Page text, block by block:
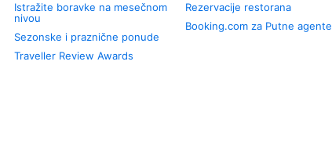
Istražite boravke na mesečnom
nivou
Sezonske i praznične ponude
Traveller Review Awards
Rezervacije restorana
Booking.com za Putne agente